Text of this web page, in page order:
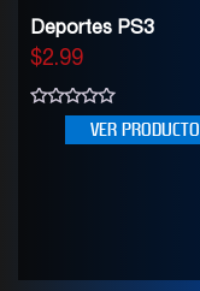
Deportes PS3
$2.99
VER PRODUCTO